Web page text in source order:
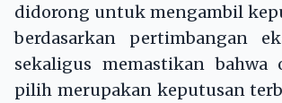
didorong untuk mengambil
berdasarkan pertimbangan
sekaligus memastikan bahwa
pilih merupakan keputusan